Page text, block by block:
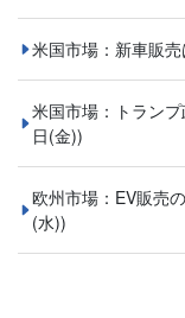
米国市場：新車販
米国市場：トラン
日(金))
欧州市場：EV販売
(水))